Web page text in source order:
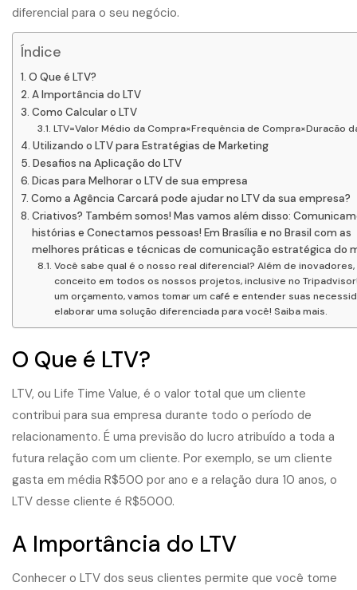
diferencial para o seu negócio.
Índice
O Que é LTV?
A Importância do LTV
Como Calcular o LTV
LTV=Valor Médio da Compra×Frequência de Compra×Duracão
Utilizando o LTV para Estratégias de Marketing
Desafios na Aplicação do LTV
Dicas para Melhorar o LTV de sua empresa
Como a Agência Carcará pode ajudar no LTV da sua empresa?
Criativos? Também somos! Mas vamos além disso:
histórias e Conectamos pessoas! Em Brasília e no Brasil com as
melhores práticas e técnicas de comunicação estratégica do
Você sabe qual é o nosso real diferencial? Além de
conceito em todos os nossos projetos, inclusive no
um orçamento, vamos tomar um café e entender suas
elaborar uma solução diferenciada para você! Saiba mais.
O Que é LTV?
LTV, ou Life Time Value, é o valor total que um cliente
contribui para sua empresa durante todo o período de
relacionamento. É uma previsão do lucro atribuído a toda a
futura relação com um cliente. Por exemplo, se um cliente
gasta em média R$500 por ano e a relação dura 10 anos, o
LTV desse cliente é R$5000.
A Importância do LTV
Conhecer o LTV dos seus clientes permite que você tome